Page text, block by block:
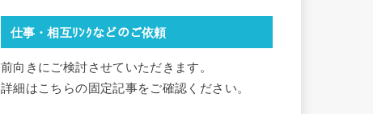
仕事・相互ﾘﾝｸなどのご依頼
前向きにご検討させていただきます。
詳細はこちらの固定記事をご確認ください。